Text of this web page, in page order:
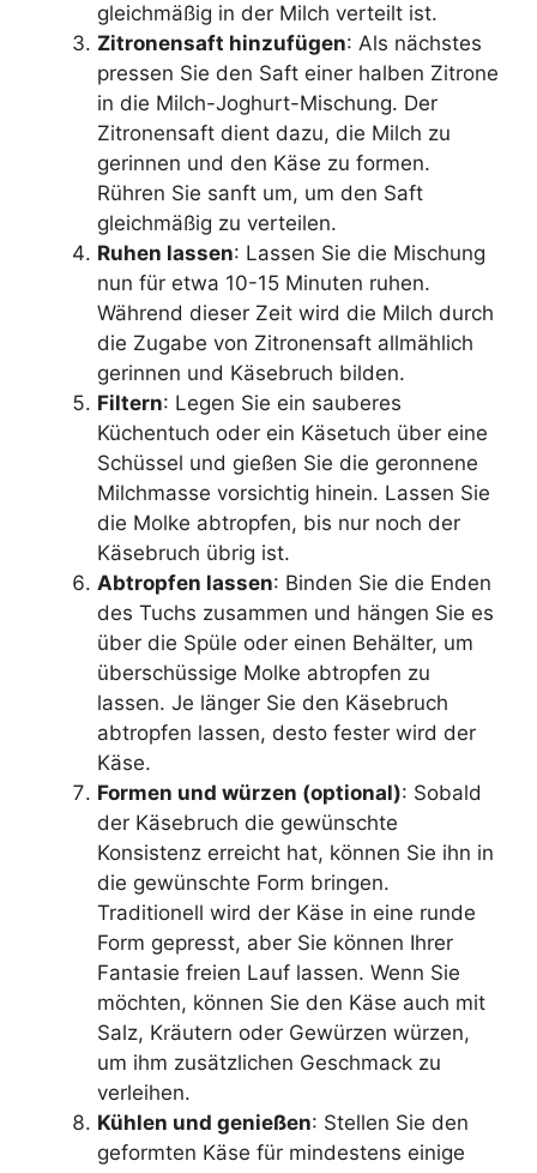
gleichmäßig in der Milch verteilt ist.
Zitronensaft hinzufügen: Als nächstes
pressen Sie den Saft einer halben Zitrone
in die Milch-Joghurt-Mischung. Der
Zitronensaft dient dazu, die Milch zu
gerinnen und den Käse zu formen.
Rühren Sie sanft um, um den Saft
gleichmäßig zu verteilen.
Ruhen lassen: Lassen Sie die Mischung
nun für etwa 10-15 Minuten ruhen.
Während dieser Zeit wird die Milch durch
die Zugabe von Zitronensaft allmählich
gerinnen und Käsebruch bilden.
Filtern: Legen Sie ein sauberes
Küchentuch oder ein Käsetuch über eine
Schüssel und gießen Sie die geronnene
Milchmasse vorsichtig hinein. Lassen Sie
die Molke abtropfen, bis nur noch der
Käsebruch übrig ist.
Abtropfen lassen: Binden Sie die Enden
des Tuchs zusammen und hängen Sie es
über die Spüle oder einen Behälter, um
überschüssige Molke abtropfen zu
lassen. Je länger Sie den Käsebruch
abtropfen lassen, desto fester wird der
Käse.
Formen und würzen (optional): Sobald
der Käsebruch die gewünschte
Konsistenz erreicht hat, können Sie ihn in
die gewünschte Form bringen.
Traditionell wird der Käse in eine runde
Form gepresst, aber Sie können Ihrer
Fantasie freien Lauf lassen. Wenn Sie
möchten, können Sie den Käse auch mit
Salz, Kräutern oder Gewürzen würzen,
um ihm zusätzlichen Geschmack zu
verleihen.
Kühlen und genießen: Stellen Sie den
geformten Käse für mindestens einige